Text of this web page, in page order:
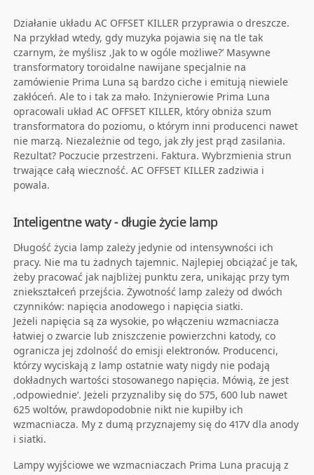
Działanie układu AC OFFSET KILLER przyprawia o dreszcze.
Na przykład wtedy, gdy muzyka pojawia się na tle tak
czarnym, że myślisz ‚Jak to w ogóle możliwe?’ Masywne
transformatory toroidalne nawijane specjalnie na
zamówienie Prima Luna są bardzo ciche i emitują niewiele
zakłóceń. Ale to i tak za mało. Inżynierowie Prima Luna
opracowali układ AC OFFSET KILLER, który obniża szum
transformatora do poziomu, o którym inni producenci nawet
nie marzą. Niezależnie od tego, jak zły jest prąd zasilania.
Rezultat? Poczucie przestrzeni. Faktura. Wybrzmienia strun
trwające całą wieczność. AC OFFSET KILLER zadziwia i
powala.
Inteligentne waty - długie życie lamp
Długość życia lamp zależy jedynie od intensywności ich
pracy. Nie ma tu żadnych tajemnic. Najlepiej obciążać je tak,
żeby pracować jak najbliżej punktu zera, unikając przy tym
zniekształceń przejścia. Żywotność lamp zależy od dwóch
czynników: napięcia anodowego i napięcia siatki.
Jeżeli napięcia są za wysokie, po włączeniu wzmacniacza
łatwiej o zwarcie lub zniszczenie powierzchni katody, co
ogranicza jej zdolność do emisji elektronów. Producenci,
którzy wyciskają z lamp ostatnie waty nigdy nie podają
dokładnych wartości stosowanego napięcia. Mówią, że jest
‚odpowiednie‘. Jeżeli przyznaliby się do 575, 600 lub nawet
625 woltów, prawdopodobnie nikt nie kupiłby ich
wzmacniacza. My z dumą przyznajemy się do 417V dla anody
i siatki.
Lampy wyjściowe we wzmacniaczach Prima Luna pracują z